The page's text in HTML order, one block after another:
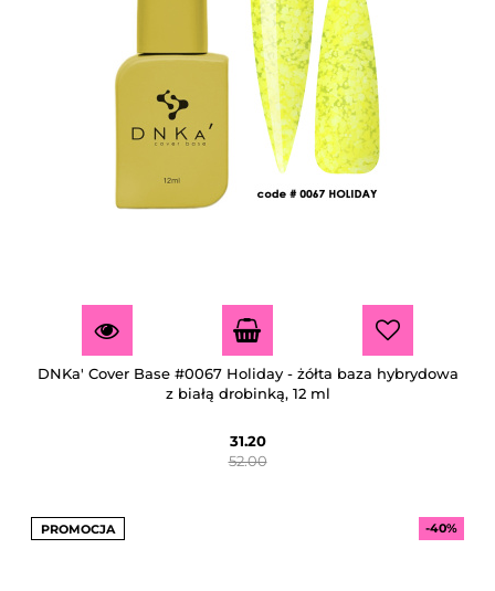
DNKa' Cover Base #0067 Holiday - żółta baza hybrydowa
z białą drobinką, 12 ml
31.20
52.00
PROMOCJA -40%